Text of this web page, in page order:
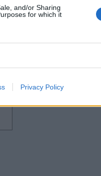
and/or Sharing
for which it
Privacy Policy
Ταυτότητα
Ρυθμίσεις